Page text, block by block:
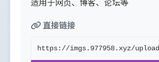
直接链接
https://imgs.977958.xyz/